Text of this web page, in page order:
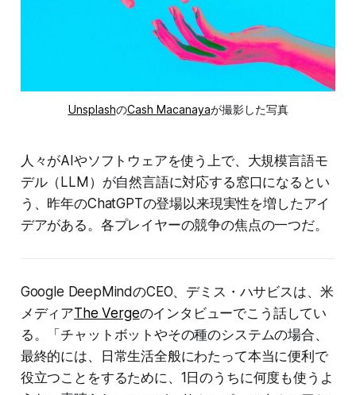
UnsplashのCash Macanayaが撮影した写真
人々がAIやソフトウェアを使う上で、大規模言語モ
デル（LLM）が自然言語に対応する窓口になるとい
う、昨年のChatGPTの登場以来現実性を増したアイ
デアがある。各プレイヤーの競争の焦点の一つだ。
Google DeepMindのCEO、デミス・ハサビスは、米
メディアThe Vergeのインタビューでこう話してい
る。「チャットボットやその種のシステムの場合、
最終的には、日常生活全般にわたって本当に便利で
役立つことをするために、1日のうちに何度も使うよ